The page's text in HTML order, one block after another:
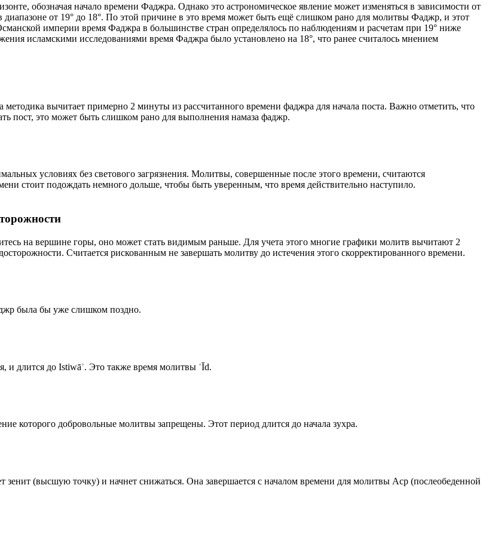
обозначая начало времени Фаджра. Однако это астрономическое явление может изменяться в зависимости от
диапазоне от 19° до 18°. По этой причине в это время может быть ещё слишком рано для молитвы Фаджр, и этот
империи время Фаджра в большинстве стран определялось по наблюдениям и расчетам при 19° ниже
исламскими исследованиями время Фаджра было установлено на 18°, что ранее считалось мнением
вычитает примерно 2 минуты из рассчитанного времени фаджра для начала поста. Важно отметить, что
пост, это может быть слишком рано для выполнения намаза фаджр.
условиях без светового загрязнения. Молитвы, совершенные после этого времени, считаются
стоит подождать немного дольше, чтобы быть уверенным, что время действительно наступило.
на вершине горы, оно может стать видимым раньше. Для учета этого многие графики молитв вычитают 2
Считается рискованным не завершать молитву до истечения этого скорректированного времени.
была бы уже слишком поздно.
и длится до Istiwāʾ. Это также время молитвы ʿĪd.
которого добровольные молитвы запрещены. Этот период длится до начала зухра.
зенит (высшую точку) и начнет снижаться. Она завершается с началом времени для молитвы Аср (послеобеденной